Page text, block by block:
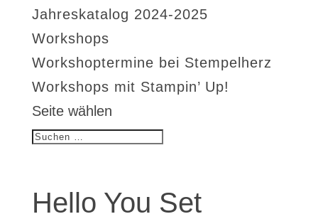
Jahreskatalog 2024-2025
Workshops
Workshoptermine bei Stempelherz
Workshops mit Stampin’ Up!
Seite wählen
Hello You Set